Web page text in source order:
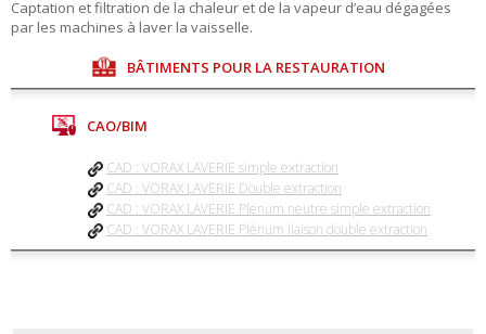
Captation et filtration de la chaleur et de la vapeur d’eau dégagées
par les machines à laver la vaisselle.
BÂTIMENTS POUR LA RESTAURATION
CAO/BIM
CAD : VORAX LAVERIE simple extraction
CAD : VORAX LAVERIE Double extraction
CAD : VORAX LAVERIE Plenum neutre simple extraction
CAD : VORAX LAVERIE Plénum liaison double extraction